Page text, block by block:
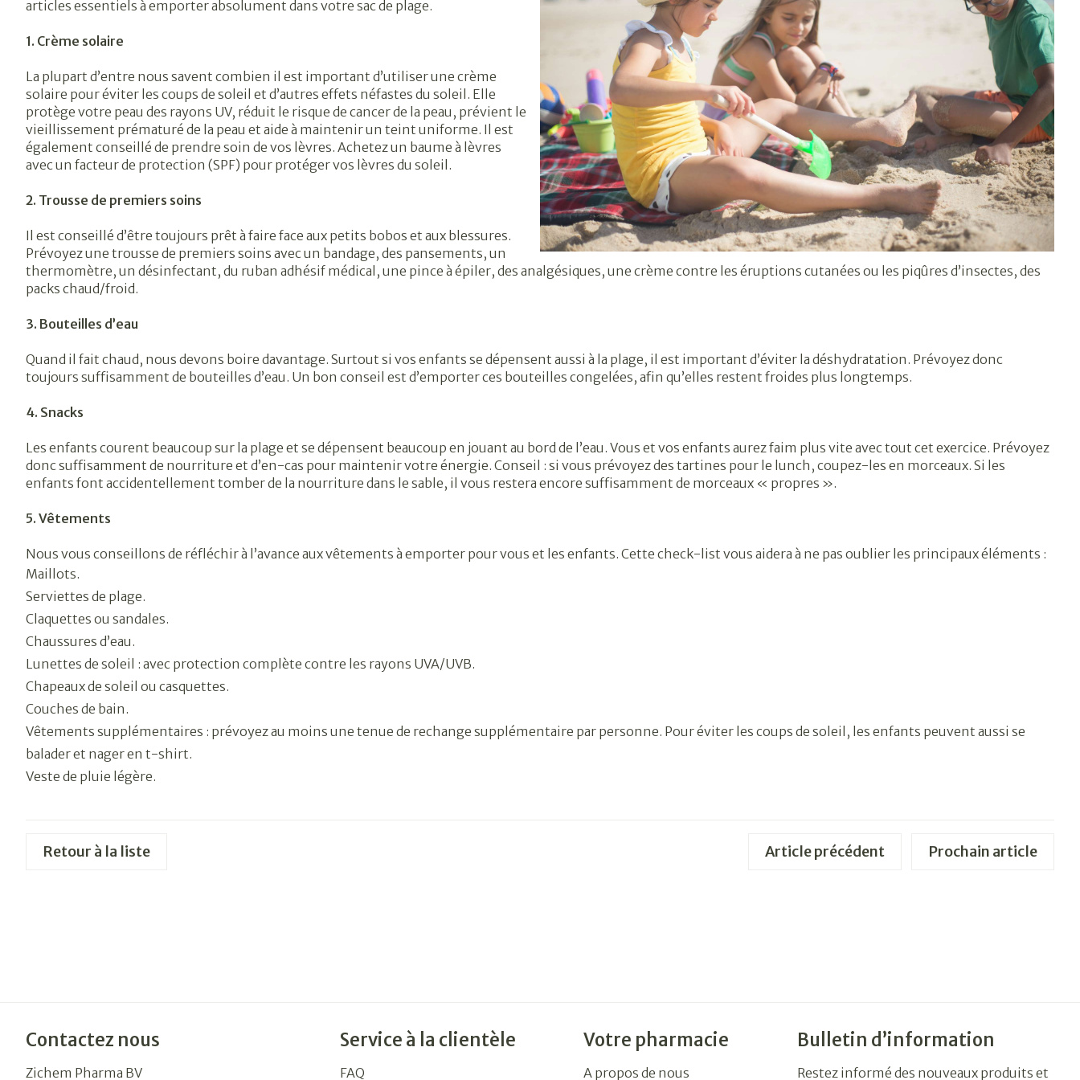
articles essentiels à emporter absolument dans votre sac de plage.
1. Crème solaire
La plupart d’entre nous savent combien il est important d’utiliser une crème
solaire pour éviter les coups de soleil et d’autres effets néfastes du soleil. Elle
protège votre peau des rayons UV, réduit le risque de cancer de la peau, prévient le
vieillissement prématuré de la peau et aide à maintenir un teint uniforme. Il est
également conseillé de prendre soin de vos lèvres. Achetez un baume à lèvres
avec un facteur de protection (SPF) pour protéger vos lèvres du soleil.
2. Trousse de premiers soins
Il est conseillé d’être toujours prêt à faire face aux petits bobos et aux blessures.
Prévoyez une trousse de premiers soins avec un bandage, des pansements, un
thermomètre, un désinfectant, du ruban adhésif médical, une pince à épiler, des analgésiques, une crème contre les éruptions cutanées ou les piqûres d’insectes, des
packs chaud/froid.
3. Bouteilles d’eau
Quand il fait chaud, nous devons boire davantage. Surtout si vos enfants se dépensent aussi à la plage, il est important d’éviter la déshydratation. Prévoyez donc
toujours suffisamment de bouteilles d’eau. Un bon conseil est d’emporter ces bouteilles congelées, afin qu’elles restent froides plus longtemps.
4. Snacks
Les enfants courent beaucoup sur la plage et se dépensent beaucoup en jouant au bord de l’eau. Vous et vos enfants aurez faim plus vite avec tout cet exercice. Prévoyez
donc suffisamment de nourriture et d’en-cas pour maintenir votre énergie. Conseil : si vous prévoyez des tartines pour le lunch, coupez-les en morceaux. Si les
enfants font accidentellement tomber de la nourriture dans le sable, il vous restera encore suffisamment de morceaux « propres ».
5. Vêtements
Nous vous conseillons de réfléchir à l’avance aux vêtements à emporter pour vous et les enfants. Cette check-list vous aidera à ne pas oublier les principaux éléments :
Maillots.
Serviettes de plage.
Claquettes ou sandales.
Chaussures d’eau.
Lunettes de soleil : avec protection complète contre les rayons UVA/UVB.
Chapeaux de soleil ou casquettes.
Couches de bain.
Vêtements supplémentaires : prévoyez au moins une tenue de rechange supplémentaire par personne. Pour éviter les coups de soleil, les enfants peuvent aussi se
balader et nager en t-shirt.
Veste de pluie légère.
Retour à la liste Article précédent Prochain article
Contactez nous
Zichem Pharma BV
Service à la clientèle
FAQ
Votre pharmacie
A propos de nous
Bulletin d’information
Restez informé des nouveaux produits et